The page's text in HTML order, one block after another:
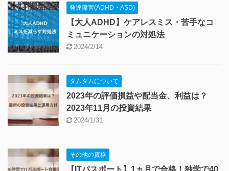
タムタムについて
株式投資は絶好調！今後は投資報告や日
常生活などの話はnoteで発信予定
タムタムについて
新NISAの影響で保有株の評価損益が100
万円上昇！2024年1月の投資結果
発達障害(ADHD・ASD)